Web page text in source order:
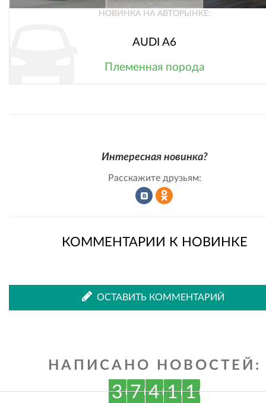
НОВИНКА НА АВТОРЫНКЕ:
AUDI A6
Племенная порода
Интересная новинка?
Расскажите друзьям:
КОММЕНТАРИИ К НОВИНКЕ
ОСТАВИТЬ КОММЕНТАРИЙ
НАПИСАНО НОВОСТЕЙ:
3 7 4 1 1